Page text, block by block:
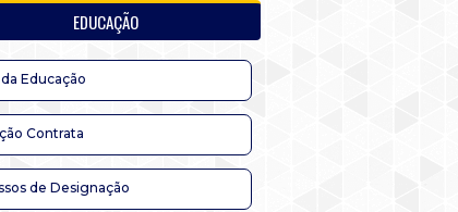
EDUCAÇÃO
Educação
Contrata
de Designação